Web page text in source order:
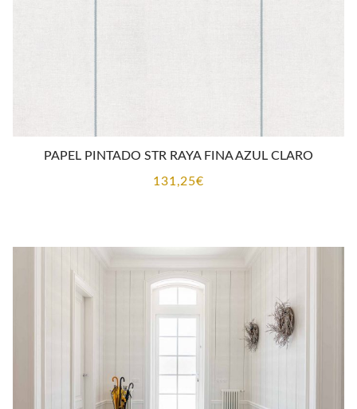
PAPEL PINTADO STR RAYA FINA AZUL CLARO
131,25€